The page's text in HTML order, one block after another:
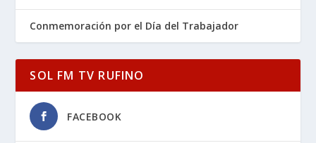
Conmemoración por el Día del Trabajador
SOL FM TV RUFINO
FACEBOOK